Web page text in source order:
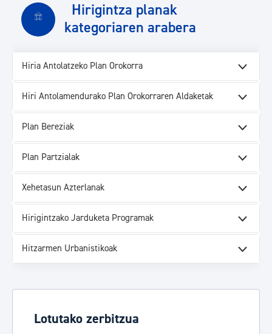
Hirigintza planak
kategoriaren arabera
Hiria Antolatzeko Plan Orokorra
Hiri Antolamendurako Plan Orokorraren Aldaketak
Plan Bereziak
Plan Partzialak
Xehetasun Azterlanak
Hirigintzako Jarduketa Programak
Hitzarmen Urbanistikoak
Lotutako zerbitzua